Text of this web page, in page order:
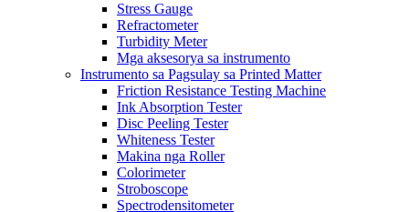
Stress Gauge
Refractometer
Turbidity Meter
Mga aksesorya sa instrumento
Instrumento sa Pagsulay sa Printed Matter
Friction Resistance Testing Machine
Ink Absorption Tester
Disc Peeling Tester
Whiteness Tester
Makina nga Roller
Colorimeter
Stroboscope
Spectrodensitometer